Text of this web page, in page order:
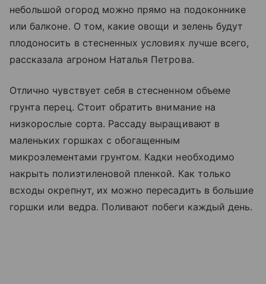
небольшой огород можно прямо на подоконнике
или балконе. О том, какие овощи и зелень будут
плодоносить в стесненных условиях лучше всего,
рассказала агроном Наталья Петрова.
Отлично чувствует себя в стесненном объеме
грунта перец. Стоит обратить внимание на
низкорослые сорта. Рассаду выращивают в
маленьких горшках с обогащенным
микроэлементами грунтом. Кадки необходимо
накрыть полиэтиленовой пленкой. Как только
всходы окрепнут, их можно пересадить в большие
горшки или ведра. Поливают побеги каждый день.